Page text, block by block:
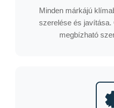
Minden márkájú
szerelése és javítása.
megbízható